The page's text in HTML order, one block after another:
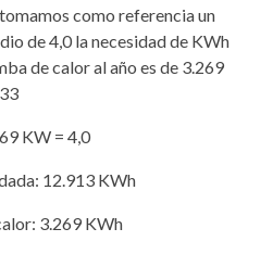
como referencia un
de 4,0 la necesidad de KWh
de calor al año es de 3.269
KW = 4,0
12.913 KWh
3.269 KWh